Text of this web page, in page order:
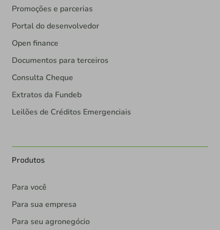
Promoções e parcerias
Portal do desenvolvedor
Open finance
Documentos para terceiros
Consulta Cheque
Extratos da Fundeb
Leilões de Créditos Emergenciais
Produtos
Para você
Para sua empresa
Para seu agronegócio